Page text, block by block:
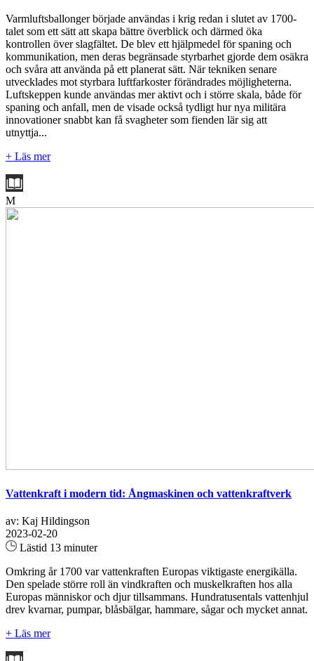
Varmluftsballonger började användas i krig redan i slutet av 1700-
talet som ett sätt att skapa bättre överblick och därmed öka
kontrollen över slagfältet. De blev ett hjälpmedel för spaning och
kommunikation, men deras begränsade styrbarhet gjorde dem osäkra
och svåra att använda på ett planerat sätt. När tekniken senare
utvecklades mot styrbara luftfarkoster förändrades möjligheterna.
Luftskeppen kunde användas mer aktivt och i större skala, både för
spaning och anfall, men de visade också tydligt hur nya militära
innovationer snabbt kan få svagheter som fienden lär sig att
utnyttja...
+ Läs mer
M
Vattenkraft i modern tid: Ångmaskinen och vattenkraftverk
av: Kaj Hildingson
2023-02-20
Lästid 13 minuter
Omkring år 1700 var vattenkraften Europas viktigaste energikälla.
Den spelade större roll än vindkraften och muskelkraften hos alla
Europas människor och djur tillsammans. Hundratusentals vattenhjul
drev kvarnar, pumpar, blåsbälgar, hammare, sågar och mycket annat.
+ Läs mer